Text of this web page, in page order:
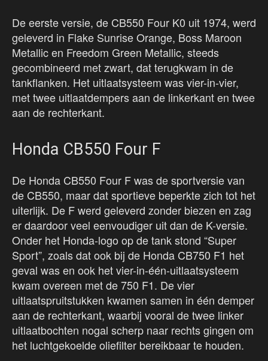
De eerste versie, de CB550 Four K0 uit 1974, werd
geleverd in Flake Sunrise Orange, Boss Maroon
Metallic en Freedom Green Metallic, steeds
gecombineerd met zwart, dat terugkwam in de
tankflanken. Het uitlaatsysteem was vier-in-vier,
met twee uitlaatdempers aan de linkerkant en twee
aan de rechterkant.
Honda CB550 Four F
De Honda CB550 Four F was de sportversie van
de CB550, maar dat sportieve beperkte zich tot het
uiterlijk. De F werd geleverd zonder biezen en zag
er daardoor veel eenvoudiger uit dan de K-versie.
Onder het Honda-logo op de tank stond “Super
Sport”, zoals dat ook bij de Honda CB750 F1 het
geval was en ook het vier-in-één-uitlaatsysteem
kwam overeen met de 750 F1. De vier
uitlaatspruitstukken kwamen samen in één demper
aan de rechterkant, waarbij vooral de twee linker
uitlaatbochten nogal scherp naar rechts gingen om
het luchtgekoelde oliefilter bereikbaar te houden.